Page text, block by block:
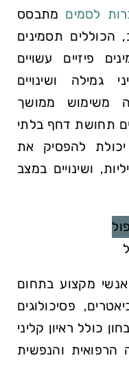
לסמים מתבסס
הכוללים תסמינים
פיזיים עשויים
גמילה ושינויים
משימוש ממושך
תחושת דחף בלתי
להפסיק את
ושינויים במצב
מקצוע בתחום
פסיכולוגים
כולל ראיון קליני
והנפשית